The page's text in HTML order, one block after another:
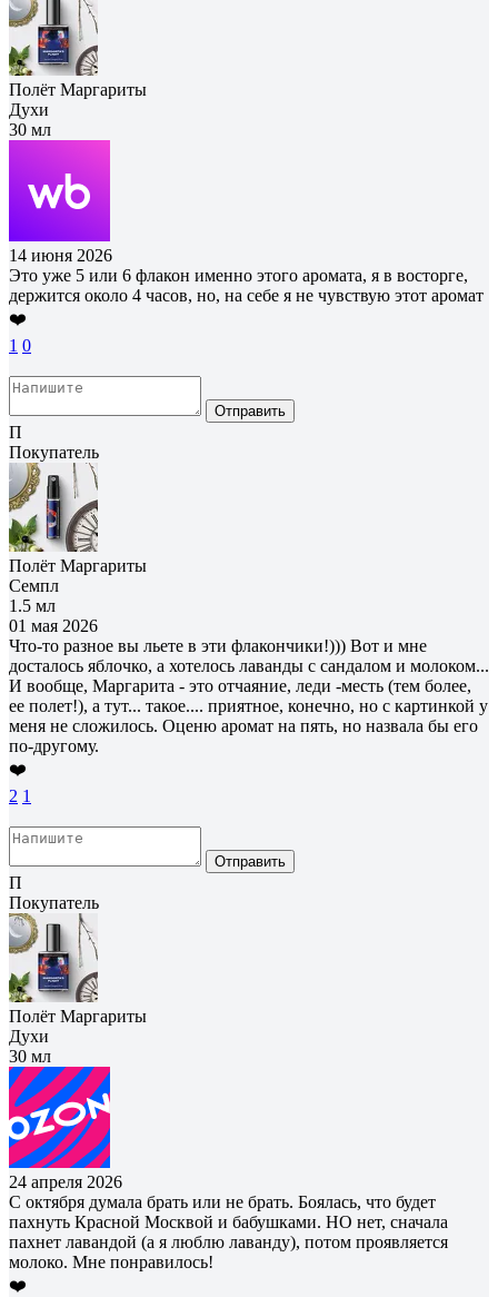
Полёт Маргариты
Духи
30 мл
14 июня 2026
Это уже 5 или 6 флакон именно этого аромата, я в восторге,
держится около 4 часов, но, на себе я не чувствую этот аромат
❤️
1 0
Отправить
П
Покупатель
Полёт Маргариты
Семпл
1.5 мл
01 мая 2026
Что-то разное вы льете в эти флакончики!))) Вот и мне
досталось яблочко, а хотелось лаванды с сандалом и молоком...
И вообще, Маргарита - это отчаяние, леди -месть (тем более,
ее полет!), а тут... такое.... приятное, конечно, но с картинкой у
меня не сложилось. Оценю аромат на пять, но назвала бы его
по-другому.
❤️
2 1
Отправить
П
Покупатель
Полёт Маргариты
Духи
30 мл
24 апреля 2026
С октября думала брать или не брать. Боялась, что будет
пахнуть Красной Москвой и бабушками. НО нет, сначала
пахнет лавандой (а я люблю лаванду), потом проявляется
молоко. Мне понравилось!
❤️